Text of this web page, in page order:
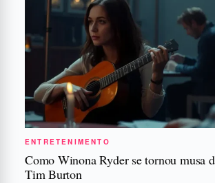
ENTRETENIMENTO
Como Winona Ryder se tornou musa
Tim Burton